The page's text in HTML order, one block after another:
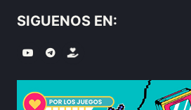
SIGUENOS EN: